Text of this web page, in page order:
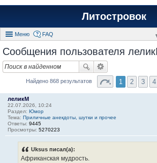
Литостровок
Меню FAQ
Сообщения пользователя
Найдено 868 результатов 1 2 3 4
леликМ
22.07.2026, 10:24
Раздел: Юмор
Тема: Приличные анекдоты, шутки и прочее
Ответы: 9445
Просмотры: 5270223
Uksus писал(а):
Африканская мудрость.